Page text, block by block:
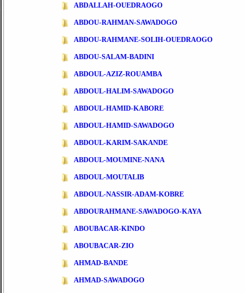
ABDALLAH-OUEDRAOGO
ABDOU-RAHMAN-SAWADOGO
ABDOU-RAHMANE-SOLIH-OUEDRAOGO
ABDOU-SALAM-BADINI
ABDOUL-AZIZ-ROUAMBA
ABDOUL-HALIM-SAWADOGO
ABDOUL-HAMID-KABORE
ABDOUL-HAMID-SAWADOGO
ABDOUL-KARIM-SAKANDE
ABDOUL-MOUMINE-NANA
ABDOUL-MOUTALIB
ABDOUL-NASSIR-ADAM-KOBRE
ABDOURAHMANE-SAWADOGO-KAYA
ABOUBACAR-KINDO
ABOUBACAR-ZIO
AHMAD-BANDE
AHMAD-SAWADOGO